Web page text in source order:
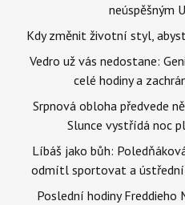
neúspěšným
Kdy změnit životní styl,
Vedro už vás nedostane:
celé hodiny a
Srpnová obloha předvede
Slunce vystřídá noc
Líbáš jako bůh:
odmítl sportovat a
Poslední hodiny Freddieho